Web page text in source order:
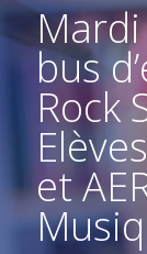
bus
Rock
et